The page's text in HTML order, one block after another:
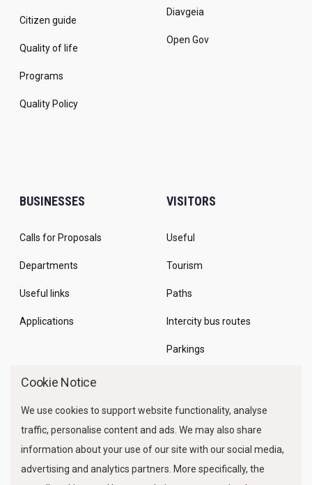
Citizen guide
Quality of life
Programs
Quality Policy
Diavgeia
Open Gov
BUSINESSES
Calls for Proposals
Departments
Useful links
Applications
VISITORS
Useful
Tourism
Paths
Intercity bus routes
Parkings
Cookie Notice
We use cookies to support website functionality, analyse
traffic, personalise content and ads. We may also share
information about your use of our site with our social media,
advertising and analytics partners. More specifically, the